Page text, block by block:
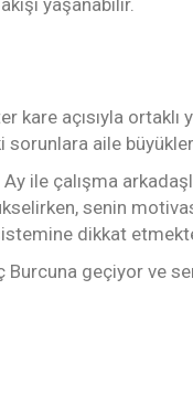
yaşanabilir.
kare açısıyla ortaklı
sorunlara aile
Ay ile çalışma
senin
dikkat
Burcuna geçiyor ve